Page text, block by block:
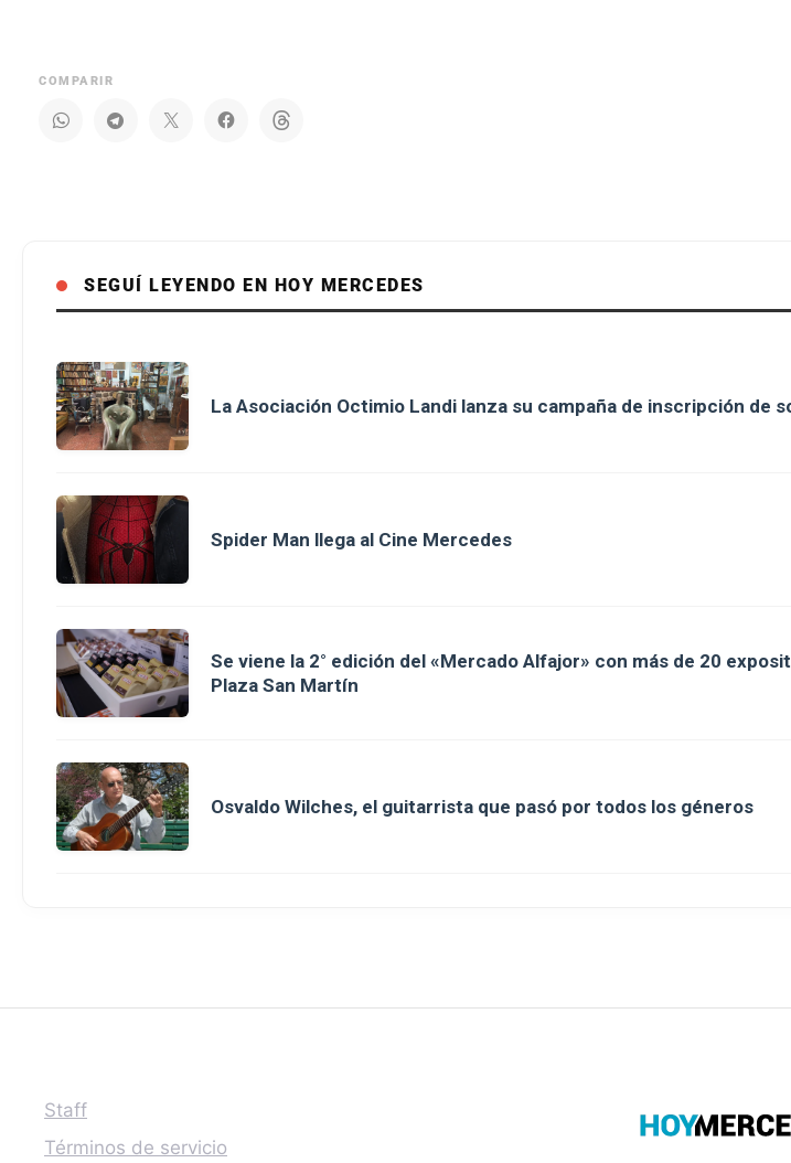
COMPARIR
SEGUÍ LEYENDO EN HOY MERCEDES
La Asociación Octimio Landi lanza su campaña de inscripción de
Spider Man llega al Cine Mercedes
Se viene la 2° edición del «Mercado Alfajor» con más de 20
Plaza San Martín
Osvaldo Wilches, el guitarrista que pasó por todos los géneros
Staff
Términos de servicio